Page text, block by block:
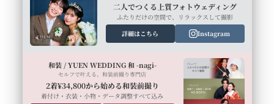
二人でつくる上質フォトウェディング
ふたりだけの空間で、リラックスして撮影
詳細はこちら
Instagram
和装 / YUEN WEDDING 和 -nagi-
セルフで叶える、和装前撮り専門店
2着¥34,800から始める和装前撮り
着付け・衣装・小物・データ調整すべて込み